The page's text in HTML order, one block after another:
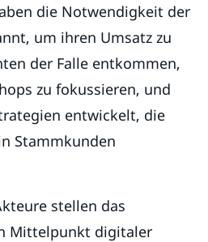
die Notwendigkeit der
um ihren Umsatz zu
der Falle entkommen,
zu fokussieren, und
entwickelt, die
Stammkunden
stellen das
Mittelpunkt digitaler